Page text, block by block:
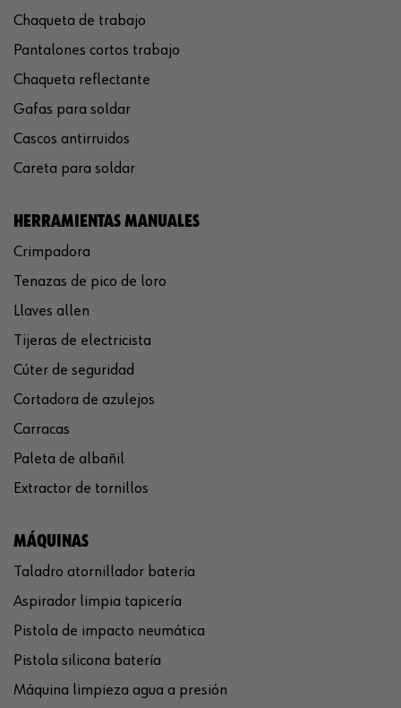
Chaqueta de trabajo
Pantalones cortos trabajo
Chaqueta reflectante
Gafas para soldar
Cascos antirruidos
Careta para soldar
HERRAMIENTAS MANUALES
Crimpadora
Tenazas de pico de loro
Llaves allen
Tijeras de electricista
Cúter de seguridad
Cortadora de azulejos
Carracas
Paleta de albañil
Extractor de tornillos
MÁQUINAS
Taladro atornillador batería
Aspirador limpia tapicería
Pistola de impacto neumática
Pistola silicona batería
Máquina limpieza agua a presión